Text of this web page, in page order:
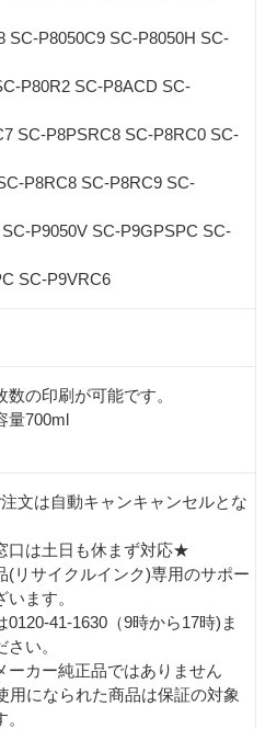
SC-P8050C9 SC-P8050H SC-
P80R2 SC-P8ACD SC-
SC-P8PSRC8 SC-P8RC0 SC-
P8RC8 SC-P8RC9 SC-
P9050V SC-P9GPSPC SC-
SC-P9VRC6
数の印刷が可能です。
量700ml
文は自動キャンキャンセルとな
口は土日も休まず対応★
(リサイクルインク)専用のサポー
います。
0120-41-1630（9時から17時)ま
い。
ーカー純正品ではありません
用になられた商品は保証の対象